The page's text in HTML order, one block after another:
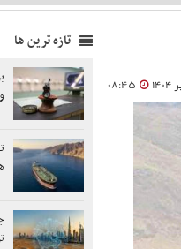
08:45
تازه ترین ها